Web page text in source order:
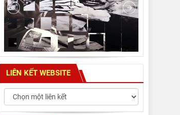
LIÊN KẾT WEBSITE